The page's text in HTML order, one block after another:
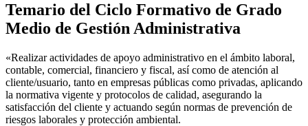
Temario del Ciclo Formativo de Grado
Medio de Gestión Administrativa
«Realizar actividades de apoyo administrativo en el ámbito laboral,
contable, comercial, financiero y fiscal, así como de atención al
cliente/usuario, tanto en empresas públicas como privadas, aplicando
la normativa vigente y protocolos de calidad, asegurando la
satisfacción del cliente y actuando según normas de prevención de
riesgos laborales y protección ambiental.